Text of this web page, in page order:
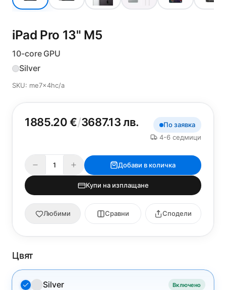
iPad Pro 13" M5
10-core GPU
Silver
SKU: me7x4hc/a
1885.20 €/3687.13 лв.
По заявка
4-6 седмици
Добави в количка
Купи на изплащане
Любими Сравни Сподели
Цвят
Silver Включено